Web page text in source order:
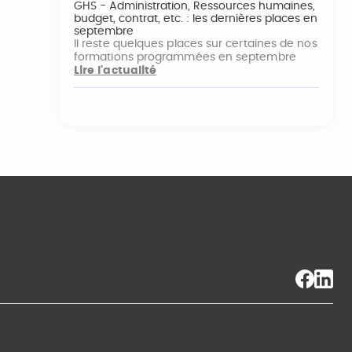
GHS - Administration, Ressources humaines,
budget, contrat, etc. : les dernières places en
septembre
Il reste quelques places sur certaines de nos
formations programmées en septembre
Lire l'actualité